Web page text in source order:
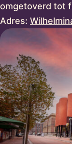
omgetoverd tot
Adres: